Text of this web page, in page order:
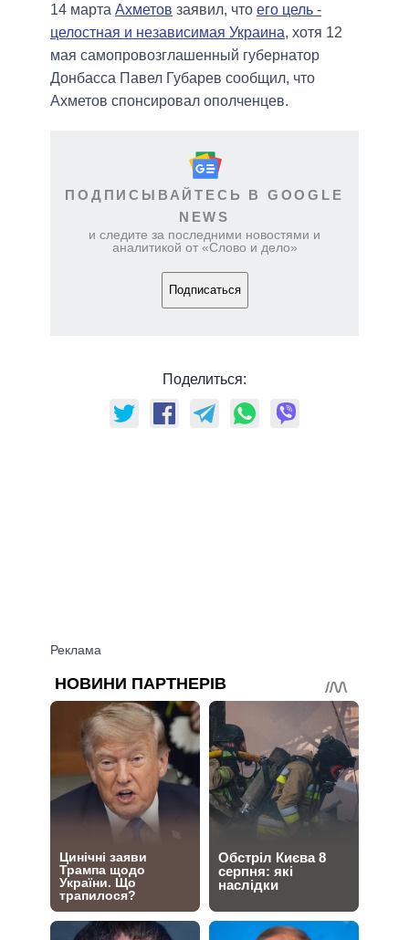
14 марта Ахметов заявил, что его цель -
целостная и независимая Украина, хотя 12
мая самопровозглашенный губернатор
Донбасса Павел Губарев сообщил, что
Ахметов спонсировал ополченцев.
ПОДПИСЫВАЙТЕСЬ В GOOGLE
NEWS
и следите за последними новостями и
аналитикой от «Слово и дело»
Подписаться
Поделиться: